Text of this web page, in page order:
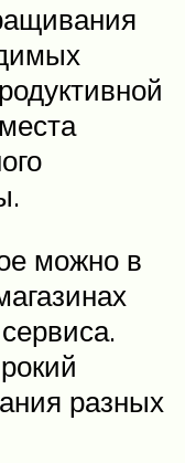
можно в
разных